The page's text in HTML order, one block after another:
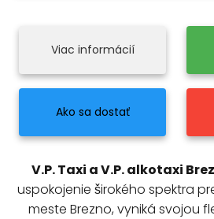
Viac informácií
Ako sa dostať
V.P. Taxi a V.P. alkotaxi
uspokojenie širokého spektra
meste Brezno, vyniká svojou